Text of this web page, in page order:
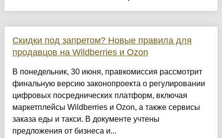
Скидки под запретом? Новые правила для
продавцов на Wildberries и Ozon
В понедельник, 30 июня, правкомиссия рассмотрит
финальную версию законопроекта о регулировании
цифровых посреднических платформ, включая
маркетплейсы Wildberries и Ozon, а также сервисы
заказа еды и такси. В документе учтены
предложения от бизнеса и...